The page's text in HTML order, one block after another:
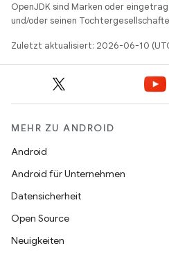
OpenJDK sind Marken oder
und/oder seinen
Zuletzt aktualisiert: 2026-06-10
MEHR ZU ANDROID
Android
Android für Unternehmen
Datensicherheit
Open Source
Neuigkeiten